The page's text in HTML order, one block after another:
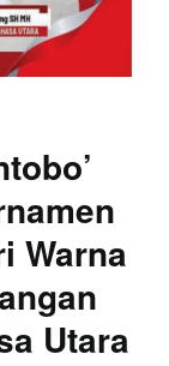
Warna
Utara